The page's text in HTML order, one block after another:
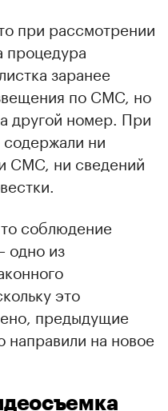
при рассмотрении
процедура
заранее
по СМС, но
другой номер. При
ни
СМС, ни сведений
соблюдение
одно из
это
предыдущие
на новое